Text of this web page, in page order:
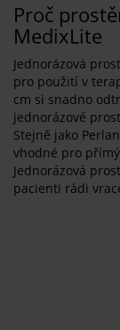
Proč
MedixLite
Jednorázová
pro použití v
cm si snadno
jednorázové
Stejně jako
vhodné pro
Jednorázová
pacienti rádi